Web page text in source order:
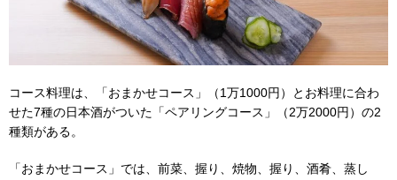
コース料理は、「おまかせコース」（1万1000円）とお料理に合わ
せた7種の日本酒がついた「ペアリングコース」（2万2000円）の2
種類がある。
「おまかせコース」では、前菜、握り、焼物、握り、酒肴、蒸し